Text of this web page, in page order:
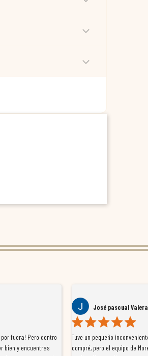
fuera! Pero dentro
bien y encuentras
José pascual
Tuve un pequeño
compré, pero el equipo de